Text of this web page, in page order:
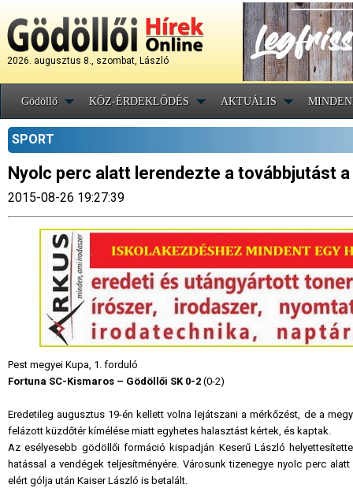
2026. augusztus 8., szombat, László
Gödöllő KÖZ-ÉRDEKLŐDÉS AKTUÁLIS
SPORT
Nyolc perc alatt lerendezte a továbbjutást
2015-08-26 19:27:39
Pest megyei Kupa, 1. forduló
Fortuna SC-Kismaros – Gödöllői SK 0-2 (0-2)
Eredetileg augusztus 19-én kellett volna lejátszani a mérkőzést, de a
felázott küzdőtér kímélése miatt egyhetes halasztást kértek, és kaptak.
Az esélyesebb gödöllői formáció kispadján Keserű László
hatással a vendégek teljesítményére. Városunk tizenegye nyolc perc
elért gólja után Kaiser László is betalált.